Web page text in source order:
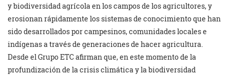
y biodiversidad agrícola en los campos de los agricultores, y
erosionan rápidamente los sistemas de conocimiento que han
sido desarrollados por campesinos, comunidades locales e
indígenas a través de generaciones de hacer agricultura.
Desde el Grupo ETC afirman que, en este momento de la
profundización de la crisis climática y la biodiversidad